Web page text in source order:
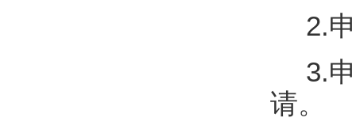
2.
3.
请。